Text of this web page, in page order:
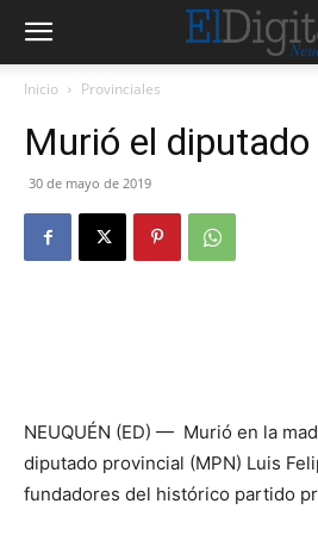
Inicio Provinciales
Murió el
30 de mayo de 2019
NEUQUÉN (ED) — Murió en la
diputado provincial (MPN) Luis
fundadores del histórico partido